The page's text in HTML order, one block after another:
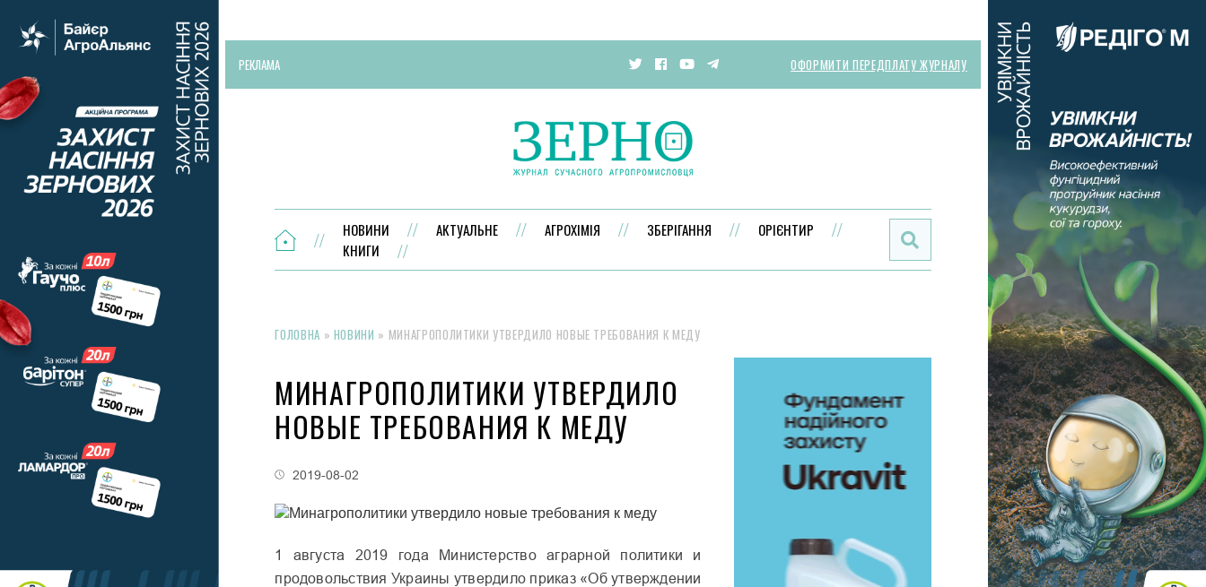
РЕКЛАМА ОФОРМИТИ ПЕРЕДПЛАТУ ЖУРНАЛУ
НОВИНИ АКТУАЛЬНЕ АГРОХІМІЯ ЗБЕРІГАННЯ
ОРІЄНТИР
КНИГИ
ГОЛОВНА » НОВИНИ » МИНАГРОПОЛИТИКИ УТВЕРДИЛО НОВЫЕ ТРЕБОВАНИЯ К МЕДУ
МИНАГРОПОЛИТИКИ УТВЕРДИЛО
НОВЫЕ ТРЕБОВАНИЯ К МЕДУ
2019-08-02
1 августа 2019 года Министерство аграрной политики и
продовольствия Украины утвердило приказ «Об утверждении